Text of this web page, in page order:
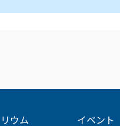
ウム イベント